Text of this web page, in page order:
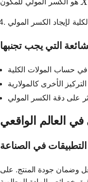
X
التي يجب تجنبها
العالم الواقعي
التطبيقات في الصناعة
وضمان جودة المنتج. على